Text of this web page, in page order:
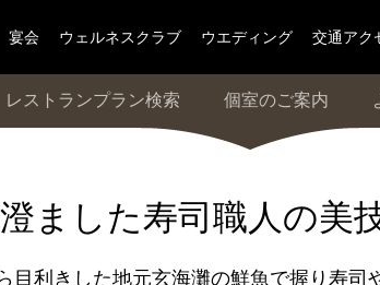
宴会 ウェルネスクラブ ウエディング 交通アク
レストランプラン検索 個室のご案内
ました寿司職人の美
目利きした地元玄海灘の鮮魚で握り寿司